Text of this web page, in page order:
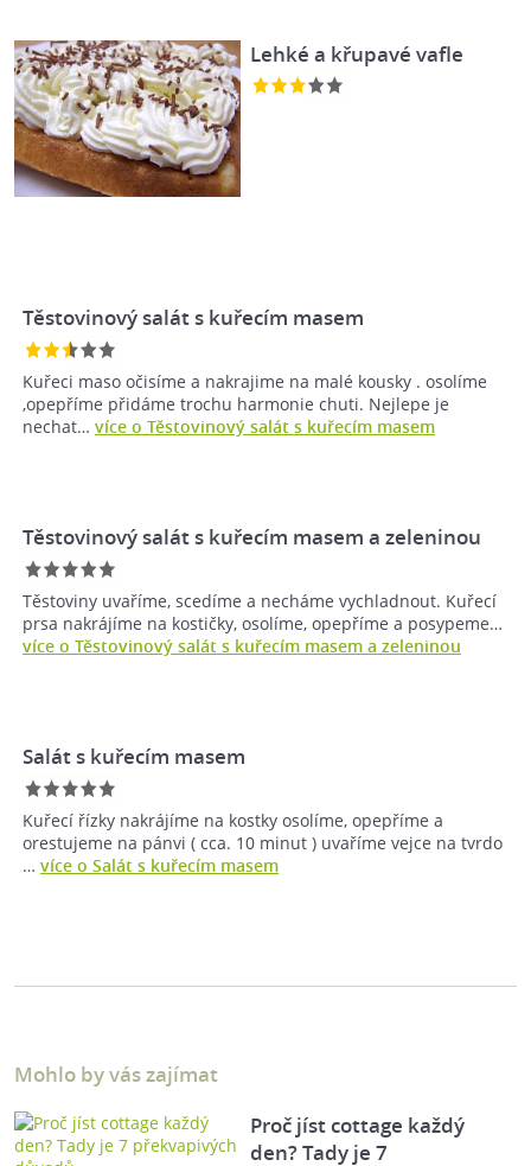
Lehké a křupavé vafle
Těstovinový salát s kuřecím masem
Kuřeci maso očisíme a nakrajime na malé kousky . osolíme
,opepříme přidáme trochu harmonie chuti. Nejlepe je
nechat… více o Těstovinový salát s kuřecím masem
Těstovinový salát s kuřecím masem a zeleninou
Těstoviny uvaříme, scedíme a necháme vychladnout. Kuřecí
prsa nakrájíme na kostičky, osolíme, opepříme a posypeme…
více o Těstovinový salát s kuřecím masem a zeleninou
Salát s kuřecím masem
Kuřecí řízky nakrájíme na kostky osolíme, opepříme a
orestujeme na pánvi ( cca. 10 minut ) uvaříme vejce na tvrdo
… více o Salát s kuřecím masem
Mohlo by vás zajímat
Proč jíst cottage každý
den? Tady je 7